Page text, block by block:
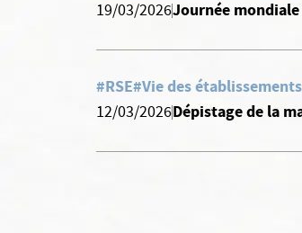
19/03/2026Journée
#RSE#Vie des
12/03/2026Dépistage de la